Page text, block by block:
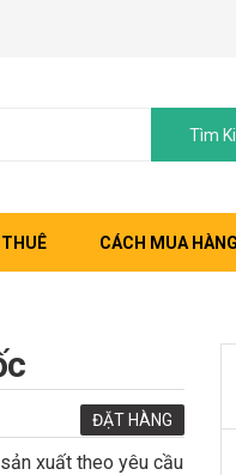
Tìm
CÁCH MUA HÀNG
ĐẶT HÀNG
xuất theo yêu cầu